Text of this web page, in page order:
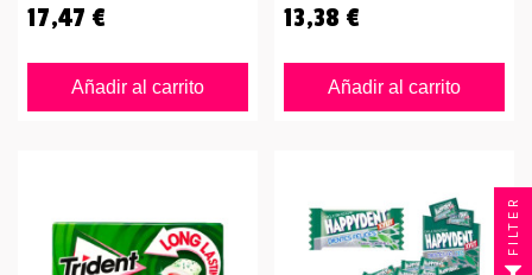
17,47 €
Añadir al carrito
13,38 €
Añadir al carrito
FILTER